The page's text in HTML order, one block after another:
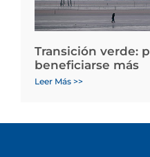
Transición verde:
beneficiarse más
Leer Más >>